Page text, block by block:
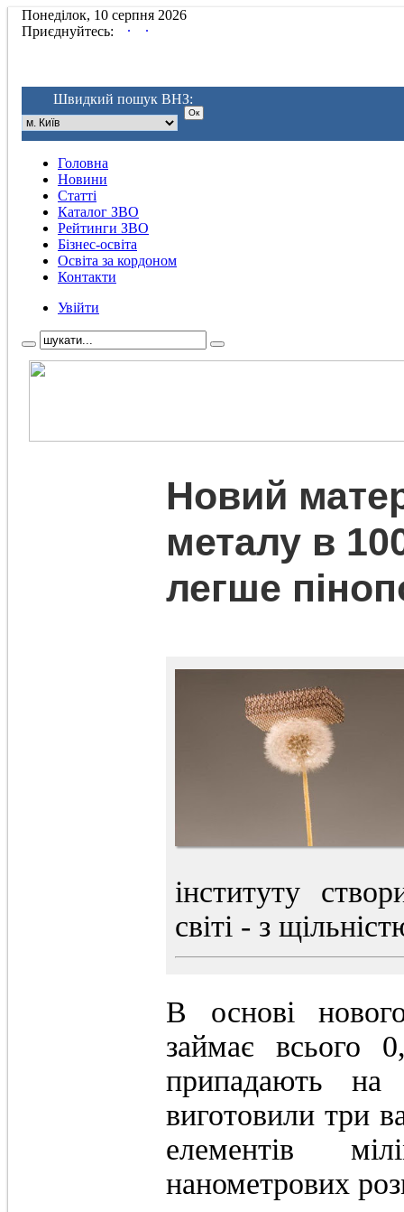
Понеділок, 10 серпня 2026
Приєднуйтесь:
. .
Швидкий пошук ВНЗ:
Головна
Новини
Статті
Каталог ЗВО
Рейтинги ЗВО
Бізнес-освіта
Освіта за кордоном
Контакти
Увійти
Новий
металу в
легше
інституту
світі - з
В основі
займає всього
припадають на
виготовили три
елементів
нанометрових